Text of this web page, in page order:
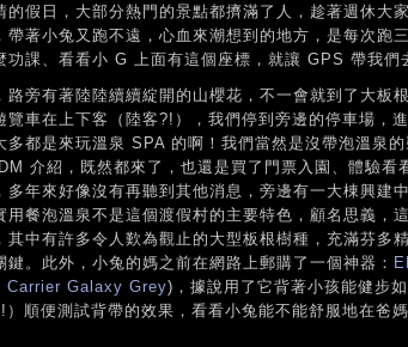
假日，大部分熱門的景點都擠滿了人，趁著週休大
著小兔又跑不遠，心血來潮想到的地方，是每次跑
功課、看看小 G 上面有這個座標，就讓 GPS 帶我們
旁有著陸陸續續綻開的山櫻花，不一會就到了大板
車在上下客（陸客?!），我們停到旁邊的停車場，
都是來玩溫泉 SPA 的啊！我們當然是沒帶泡溫泉
介紹，既然都來了，也還是買了門票入園、體驗看
年來好像沒有再聽到其他消息，旁邊有一大棟興建
餐泡溫泉不是這個渡假村的主要特色，顧名思義，
中有許多令人歎為觀止的大型板根樹種，充滿芬多
。此外，小兔的媽之前在網路上郵購了一個神器：
Carrier Galaxy Grey)，據說用了它背著小孩能健步
順便測試背帶的效果，看看小兔能不能舒服地在爸